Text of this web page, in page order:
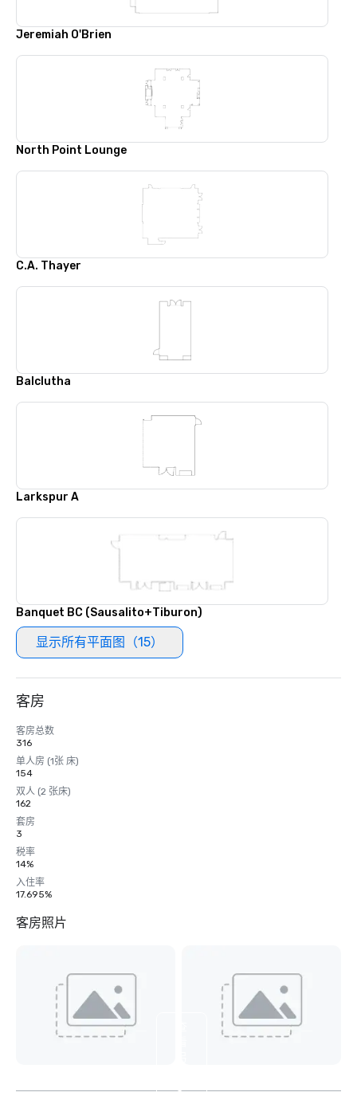
Jeremiah O'Brien
North Point Lounge
C.A. Thayer
Balclutha
Larkspur A
Banquet BC (Sausalito+Tiburon)
显示所有平面图（15）
客房
客房总数
316
单人房 (1张 床)
154
双人 (2 张床)
162
套房
3
税率
14%
入住率
17.695%
客房照片
3